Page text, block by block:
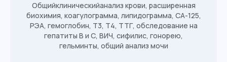
Общийклиническийанализ крови, расширенная
биохимия, коагулограмма, липидограмма, СА-125,
РЭА, гемоглобин, Т3, Т4, ТТГ, обследование на
гепатиты В и С, ВИЧ, сифилис, гонорею,
гельминты, общий анализ мочи
8:00 - 20:00
выходной
8:00 - 14:00